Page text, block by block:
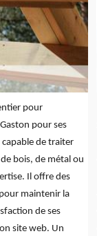
pour
pour ses
de traiter
bois, de métal ou
Il offre des
maintenir la
de ses
site web. Un